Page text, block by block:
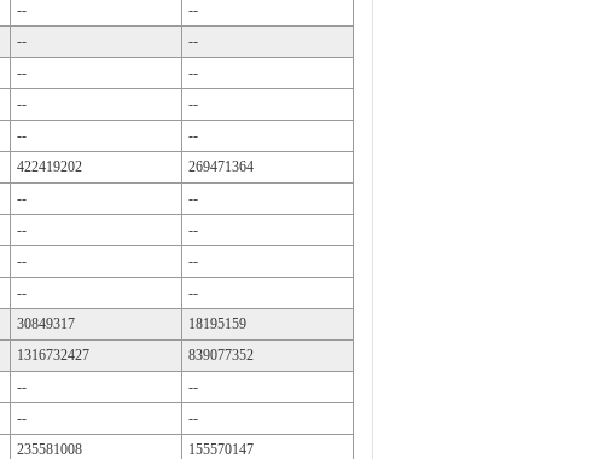
--
--
--
--
--
--
--
--
--
--
422419202
269471364
--
--
--
--
--
--
--
--
30849317
18195159
1316732427
839077352
--
--
--
--
235581008
155570147